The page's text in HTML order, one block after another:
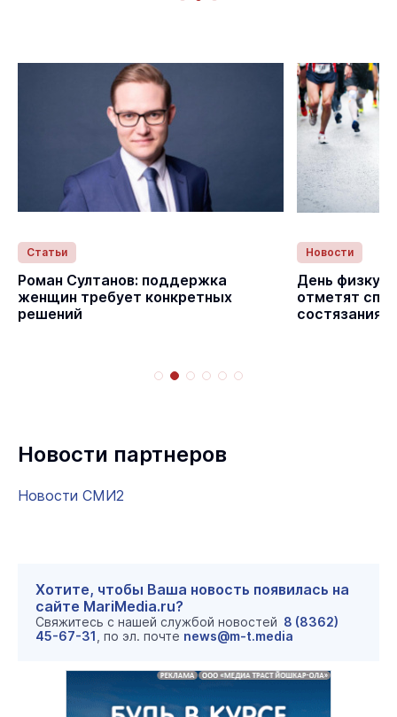
Статьи
Роман Султанов: поддержка
женщин требует конкретных
решений
Новости
День
отметят
Новости партнеров
Новости СМИ2
Хотите, чтобы Ваша новость появилась на
сайте MariMedia.ru?
Свяжитесь с нашей службой новостей 8 (8362)
45-67-31 , по эл. почте news@m-t.media